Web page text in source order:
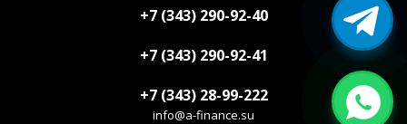
+7 (343) 290-92-40
+7 (343) 290-92-41
+7 (343) 28-99-222
info@a-finance.su